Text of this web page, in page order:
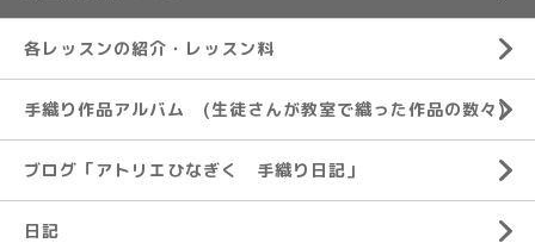
各レッスンの紹介・レッスン料
手織り作品アルバム (生徒さんが教室で織った作品の数々)
ブログ「アトリエひなぎく 手織り日記」
日記